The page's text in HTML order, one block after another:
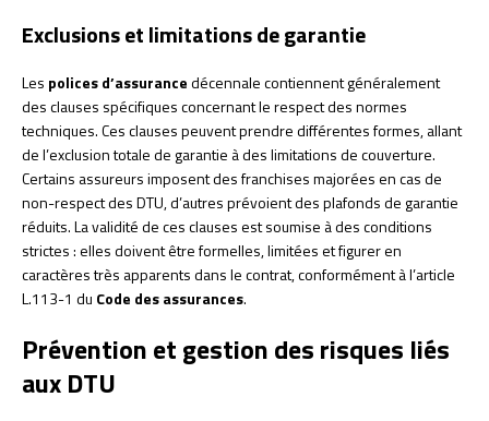
Exclusions et limitations de garantie
Les polices d’assurancedécennale contiennent généralement
des clauses spécifiques concernant le respect des normes
techniques. Ces clauses peuvent prendre différentes formes, allant
de l’exclusion totale de garantie à des limitations de couverture.
Certains assureurs imposent des franchises majorées en cas de
non-respect des DTU, d’autres prévoient des plafonds de garantie
réduits. La validité de ces clauses est soumise à des conditions
strictes : elles doivent être formelles, limitées et figurer en
caractères très apparents dans le contrat, conformément à l’article
L.113-1 du Code des assurances.
Prévention et gestion des risques liés
aux DTU